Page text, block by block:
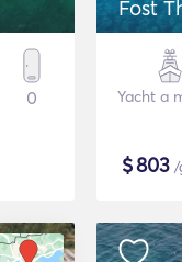
0
Fost
Yacht a
$803 /